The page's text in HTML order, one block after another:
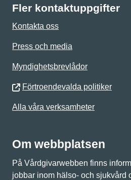
Fler kontaktuppgifter
Kontakta oss
Press och media
Myndighetsbrevlådor
Förtroendevalda politiker
Alla våra verksamheter
Om webbplatsen
På Vårdgivarwebben finns
jobbar inom hälso- och sjukvård